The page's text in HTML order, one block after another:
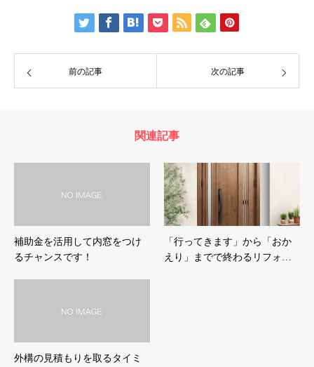
前の記事 次の記事
関連記事
補助金を活用して内窓をつけ
るチャンスです！
「行ってきます」から「おか
えり」までで終わるリフォ…
外構の見積もりを取るタイミ